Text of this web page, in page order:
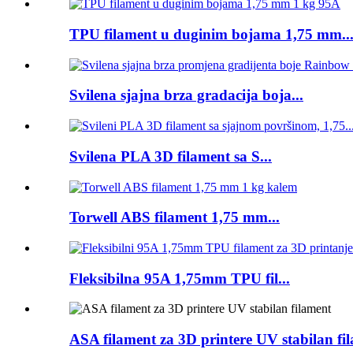
TPU filament u duginim bojama 1,75 mm...
Svilena sjajna brza gradacija boja...
Svilena PLA 3D filament sa S...
Torwell ABS filament 1,75 mm...
Fleksibilna 95A 1,75mm TPU fil...
ASA filament za 3D printere UV stabilan